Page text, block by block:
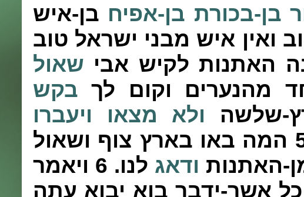
בן-בכורת בן-אפיח בן-איש
ואין איש מבני ישראל טוב
האתנות לקיש אבי שאול
מהנערים וקום לך בקש
שלשה ולא מצאו
ויעברו
המה באו בארץ צוף ושאול
האתנות ודאג לנו. 6 ויאמר
אשר-ידבר בוא יבוא עתה